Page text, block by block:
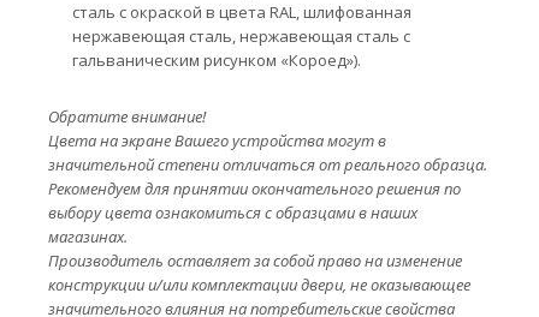
сталь с окраской в цвета RAL, шлифованная
нержавеющая сталь, нержавеющая сталь с
гальваническим рисунком «Короед»).
Обратите внимание!
Цвета на экране Вашего устройства могут в
значительной степени отличаться от реального образца.
Рекомендуем для принятии окончательного решения по
выбору цвета ознакомиться с образцами в наших
магазинах.
Производитель оставляет за собой право на изменение
конструкции и/или комплектации двери, не оказывающее
значительного влияния на потребительские свойства